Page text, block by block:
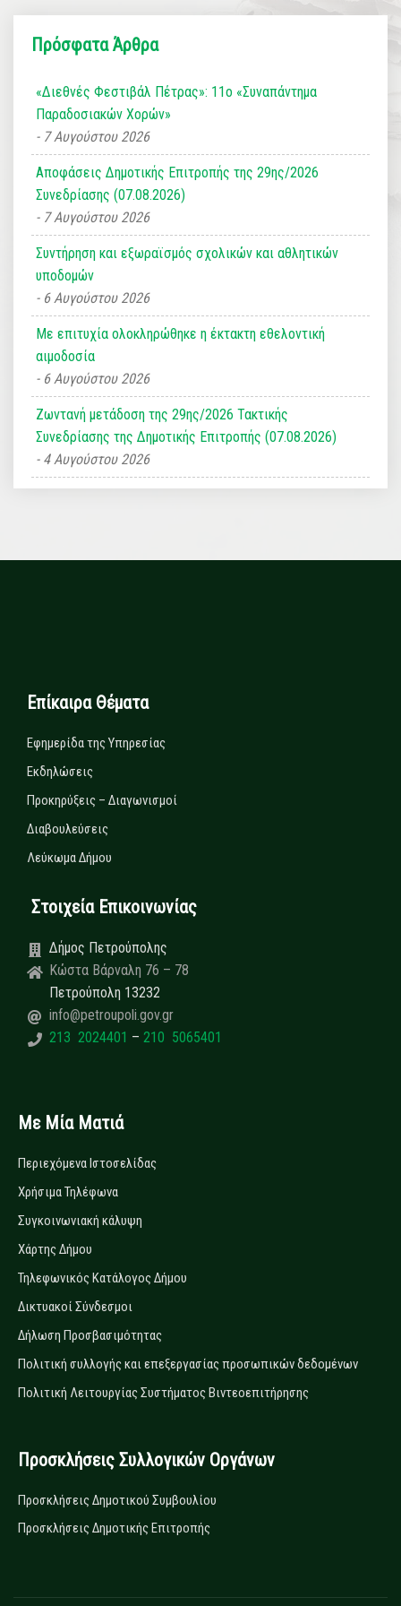
Πρόσφατα Άρθρα
«Διεθνές Φεστιβάλ Πέτρας»: 11ο «Συναπάντημα
Παραδοσιακών Χορών»
7 Αυγούστου 2026
Αποφάσεις Δημοτικής Επιτροπής της 29ης/2026
Συνεδρίασης (07.08.2026)
7 Αυγούστου 2026
Συντήρηση και εξωραϊσμός σχολικών και αθλητικών
υποδομών
6 Αυγούστου 2026
Με επιτυχία ολοκληρώθηκε η έκτακτη εθελοντική
αιμοδοσία
6 Αυγούστου 2026
Ζωντανή μετάδοση της 29ης/2026 Τακτικής
Συνεδρίασης της Δημοτικής Επιτροπής (07.08.2026)
4 Αυγούστου 2026
Επίκαιρα Θέματα
Εφημερίδα της Υπηρεσίας
Εκδηλώσεις
Προκηρύξεις – Διαγωνισμοί
Διαβουλεύσεις
Λεύκωμα Δήμου
Στοιχεία Επικοινωνίας
Δήμος Πετρούπολης
Κώστα Βάρναλη 76 – 78
Πετρούπολη 13232
info@petroupoli.gov.gr
213 2024401 – 210 5065401
Με Μία Ματιά
Περιεχόμενα Ιστοσελίδας
Χρήσιμα Τηλέφωνα
Συγκοινωνιακή κάλυψη
Χάρτης Δήμου
Τηλεφωνικός Κατάλογος Δήμου
Δικτυακοί Σύνδεσμοι
Δήλωση Προσβασιμότητας
Πολιτική συλλογής και επεξεργασίας προσωπικών δεδομένων
Πολιτική Λειτουργίας Συστήματος Βιντεοεπιτήρησης
Προσκλήσεις Συλλογικών Οργάνων
Προσκλήσεις Δημοτικού Συμβουλίου
Προσκλήσεις Δημοτικής Επιτροπής